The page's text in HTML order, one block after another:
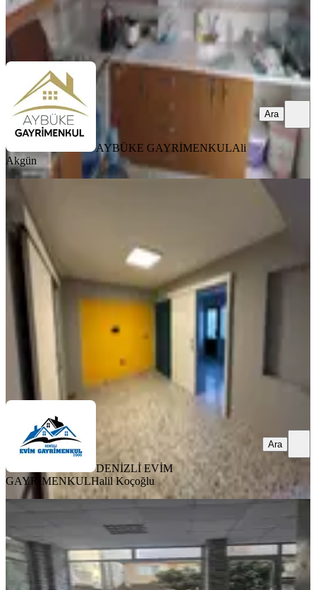
AYBÜKE GAYRİMENKULAli Akgün
AYBÜKE GAYRİMENKULAli
Akgün
Ara
Denizli Merkezefendi Sırakapılar
60 m²·3. Kat ·24.03.2026
3.000.000 ₺
DENİZLİ EVİM GAYRİMENKUL Halil Koçoğlu
DENİZLİ EVİM
GAYRİMENKULHalil Koçoğlu
Ara
Merkezefendi, Karaman Mahallesi
1 Oda
· 161 m²·Düz Giriş (Zemin)·14.03.2026